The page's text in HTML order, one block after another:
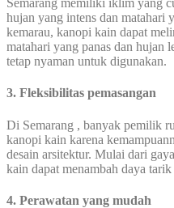
Semarang memiliki iklim yang
hujan yang intens dan matahari
kemarau, kanopi kain dapat
matahari yang panas dan hujan
tetap nyaman untuk digunakan.
3. Fleksibilitas pemasangan
Di Semarang , banyak pemilik
kanopi kain karena
desain arsitektur. Mulai dari
kain dapat menambah daya
4. Perawatan yang mudah